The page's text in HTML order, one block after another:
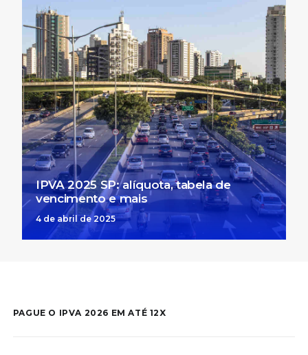
IPVA 2025 SP: alíquota, tabela de
vencimento e mais
4 de abril de 2025
PAGUE O IPVA 2026 EM ATÉ 12X